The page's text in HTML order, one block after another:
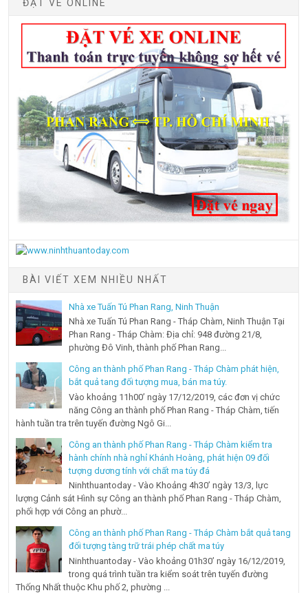
ĐẶT VÉ ONLINE
BÀI VIẾT XEM NHIỀU NHẤT
Nhà xe Tuấn Tú Phan Rang, Ninh Thuận
Nhà xe Tuấn Tú Phan Rang - Tháp Chàm, Ninh Thuận Tại
Phan Rang - Tháp Chàm: Địa chỉ: 948 đường 21/8,
phường Đô Vinh, thành phố Phan Rang...
Công an thành phố Phan Rang - Tháp Chàm phát hiện,
bắt quả tang đối tượng mua, bán ma túy.
Vào khoảng 11h00’ ngày 17/12/2019, các đơn vị chức
năng Công an thành phố Phan Rang - Tháp Chàm, tiến
hành tuần tra trên tuyến đường Ngô Gi...
Công an thành phố Phan Rang - Tháp Chàm kiểm tra
hành chính nhà nghỉ Khánh Hoàng, phát hiện 09 đối
tượng dương tính với chất ma túy đá
Ninhthuantoday - Vào Khoảng 4h30’ ngày 13/3, lực
lượng Cảnh sát Hình sự Công an thành phố Phan Rang - Tháp Chàm,
phối hợp với Công an phườ...
Công an thành phố Phan Rang - Tháp Chàm bắt quả tang
đối tượng tàng trữ trái phép chất ma túy
Ninhthuantoday - Vào khoảng 01h30’ ngày 16/12/2019,
trong quá trình tuần tra kiểm soát trên tuyến đường
Thống Nhất thuộc Khu phố 2, phường ...